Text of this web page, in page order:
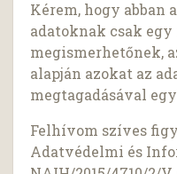
Kérem, hogy abban
adatoknak csak
megismerhetőnek,
alapján azokat az
megtagadásával
Felhívom szíves
Adatvédelmi és